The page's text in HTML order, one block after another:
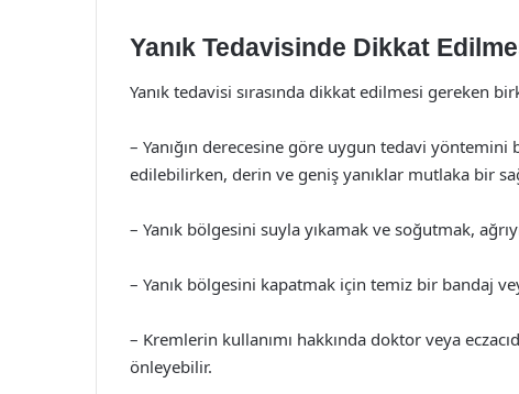
Yanık Tedavisinde Dikkat
Yanık tedavisi sırasında dikkat edilmesi gereken
– Yanığın derecesine göre uygun tedavi
edilebilirken, derin ve geniş yanıklar mutlaka bir
– Yanık bölgesini suyla yıkamak ve soğutmak,
– Yanık bölgesini kapatmak için temiz bir bandaj
– Kremlerin kullanımı hakkında doktor veya
önleyebilir.